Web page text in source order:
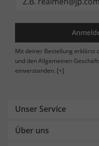
Mit deiner Bestellung erklärst
und den Allgemeinen
einverstanden. [+]
Unser Service
Über uns